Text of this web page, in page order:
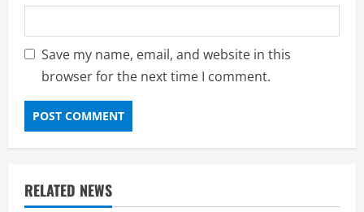
Save my name, email, and website in this
browser for the next time I comment.
RELATED NEWS